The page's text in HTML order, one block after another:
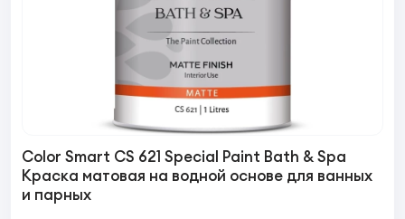
Color Smart CS 621 Special Paint Bath & Spa
Краска матовая на водной основе для ванных
и парных